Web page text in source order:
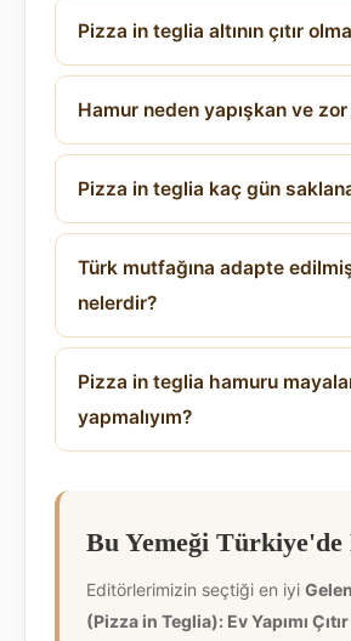
Pizza in teglia altının çıtır
Hamur neden yapışkan ve zor
Pizza in teglia kaç gün
Türk mutfağına adapte
nelerdir?
Pizza in teglia hamuru
yapmalıyım?
Bu Yemeği
Editörlerimizin seçtiği en iyi
(Pizza in Teglia): Ev Yapımı